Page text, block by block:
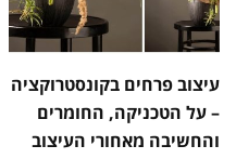
עיצוב פרחים בקונסטרוקציה
– על הטכניקה, החומרים
והחשיבה מאחורי העיצוב